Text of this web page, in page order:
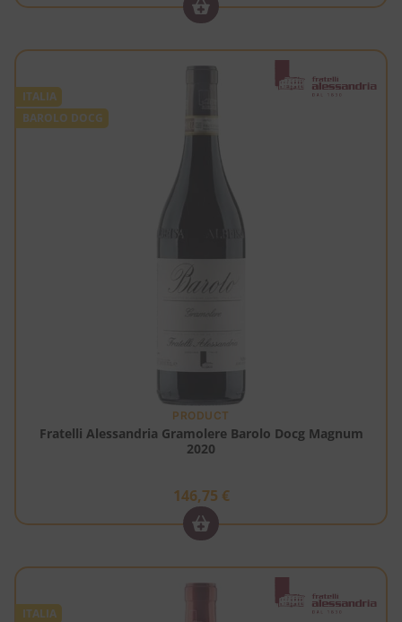
ITALIA
BAROLO DOCG
PRODUCT
Fratelli Alessandria Gramolere Barolo Docg Magnum
2020
146,75 €
ITALIA